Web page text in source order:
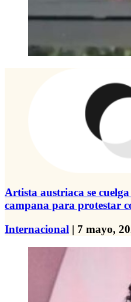
Artista austriaca se
campana para protestar
Internacional | 7 mayo,